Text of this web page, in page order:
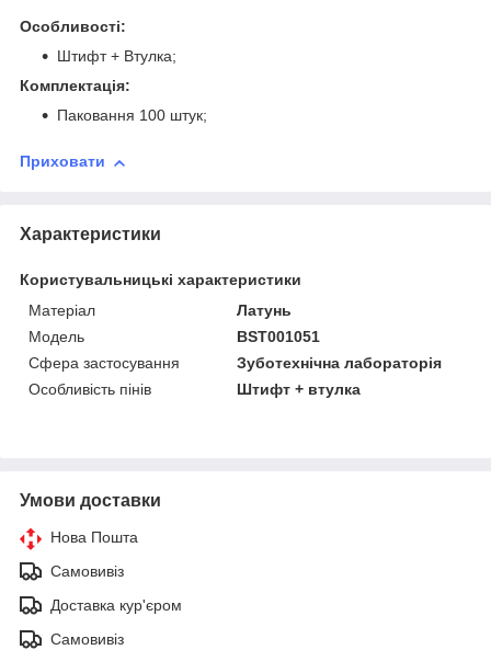
Особливості:
Штифт + Втулка;
Комплектація:
Паковання 100 штук;
Приховати
Характеристики
Користувальницькі характеристики
Матеріал
Латунь
Модель
BST001051
Сфера застосування
Зуботехнічна лабораторія
Особливість пінів
Штифт + втулка
Умови доставки
Нова Пошта
Самовивіз
Доставка кур'єром
Самовивіз